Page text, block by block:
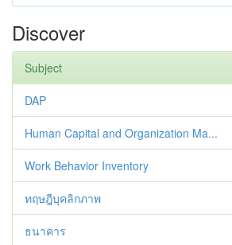
Discover
Subject
DAP
Human Capital and Organization Ma...
Work Behavior Inventory
ทฤษฎีบุคลิกภาพ
ธนาคาร